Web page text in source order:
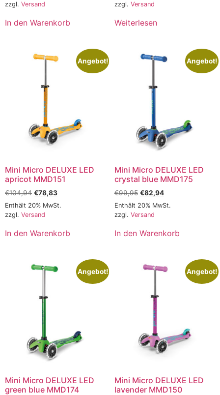
zzgl. Versand
In den Warenkorb
zzgl. Versand
Weiterlesen
Angebot!
Mini Micro DELUXE LED
apricot MMD151
€104,94 €78,83
Enthält 20% MwSt.
zzgl. Versand
In den Warenkorb
Angebot!
Mini Micro DELUXE LED
crystal blue MMD175
€99,95 €82,94
Enthält 20% MwSt.
zzgl. Versand
In den Warenkorb
Angebot!
Mini Micro DELUXE LED
green blue MMD174
Angebot!
Mini Micro DELUXE LED
lavender MMD150